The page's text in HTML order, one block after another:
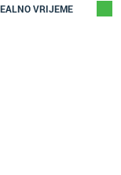
VRIJEME